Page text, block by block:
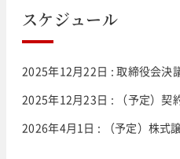
スケジュール
2025年12月22日 : 取締役会決
2025年12月23日 : （予定）契
2026年4月1日 : （予定）株式